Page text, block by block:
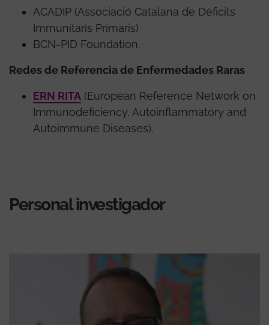
ACADIP (Associació Catalana de Dèficits
Immunitaris Primaris)
BCN-PID Foundation.
Redes de Referencia de Enfermedades Raras
ERN RITA (European Reference Network on
Immunodeficiency, Autoinflammatory and
Autoimmune Diseases).
Personal investigador